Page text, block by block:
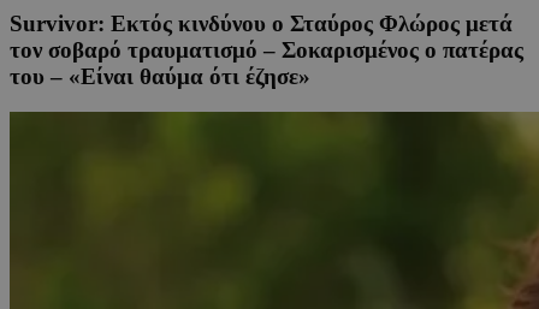
Survivor: Εκτός κινδύνου ο Σταύρος Φλώρος μετά
τον σοβαρό τραυματισμό – Σοκαρισμένος ο πατέρας
του – «Είναι θαύμα ότι έζησε»